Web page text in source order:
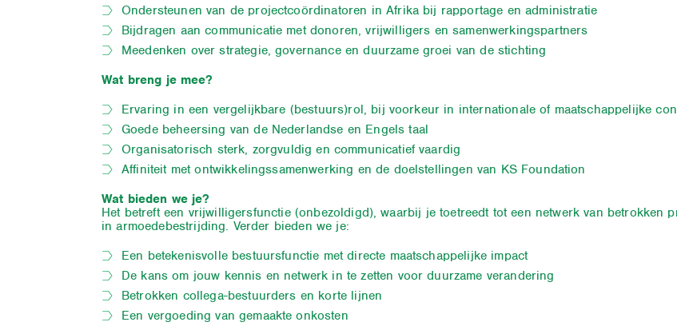
Ondersteunen van de projectcoördinatoren in Afrika bij rapportage en administratie
Bijdragen aan communicatie met donoren, vrijwilligers en samenwerkingspartners
Meedenken over strategie, governance en duurzame groei van de stichting
Wat breng je mee?
Ervaring in een vergelijkbare (bestuurs)rol, bij voorkeur in internationale of maatschappelijke
Goede beheersing van de Nederlandse en Engels taal
Organisatorisch sterk, zorgvuldig en communicatief vaardig
Affiniteit met ontwikkelingssamenwerking en de doelstellingen van KS Foundation
Wat bieden we je?
Het betreft een vrijwilligersfunctie (onbezoldigd), waarbij je toetreedt tot een netwerk van betrokken
in armoedebestrijding. Verder bieden we je:
Een betekenisvolle bestuursfunctie met directe maatschappelijke impact
De kans om jouw kennis en netwerk in te zetten voor duurzame verandering
Betrokken collega-bestuurders en korte lijnen
Een vergoeding van gemaakte onkosten